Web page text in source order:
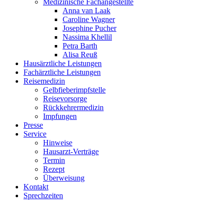
Anna van Laak
Caroline Wagner
Josephine Pucher
Nassima Khellil
Petra Barth
Alisa Reuß
Hausärztliche Leistungen
Fachärztliche Leistungen
Reisemedizin
Gelbfieberimpfstelle
Reisevorsorge
Rückkehrermedizin
Impfungen
Presse
Service
Hinweise
Hausarzt-Verträge
Termin
Rezept
Überweisung
Kontakt
Sprechzeiten